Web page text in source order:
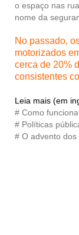
o espaço nas
nome da
No passado,
motorizados
cerca de 20%
consistentes
Leia mais (em
# Como
# Políticas
# O advento